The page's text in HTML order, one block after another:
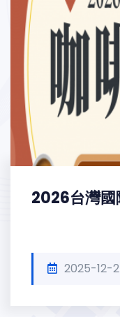
2026台灣國
2025-12-